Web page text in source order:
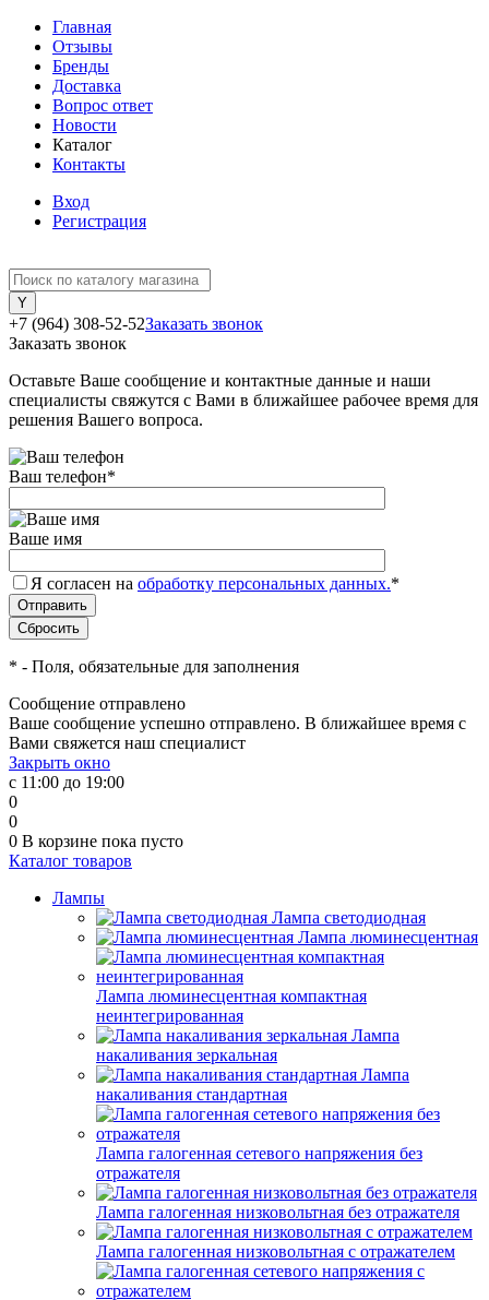
Главная
Отзывы
Бренды
Доставка
Вопрос ответ
Новости
Каталог
Контакты
Вход
Регистрация
+7 (964) 308-52-52Заказать звонок
Заказать звонок
Оставьте Ваше сообщение и контактные данные и наши
специалисты свяжутся с Вами в ближайшее рабочее время для
решения Вашего вопроса.
Ваш телефон*
Ваше имя
Я согласен на обработку персональных данных.*
* - Поля, обязательные для заполнения
Сообщение отправлено
Ваше сообщение успешно отправлено. В ближайшее время с
Вами свяжется наш специалист
Закрыть окно
с 11:00 до 19:00
0
0
0 В корзине пока пусто
Каталог товаров
Лампы
Лампа светодиодная
Лампа люминесцентная
Лампа люминесцентная компактная
неинтегрированная
Лампа
накаливания зеркальная
Лампа
накаливания стандартная
Лампа галогенная сетевого напряжения без
отражателя
Лампа галогенная низковольтная без отражателя
Лампа галогенная низковольтная с отражателем